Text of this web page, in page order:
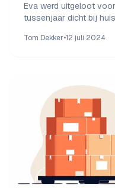
eenzaam heb
Eva werd uitgeloot
tussenjaar dicht bij
Tom Dekker•12 juli 2024